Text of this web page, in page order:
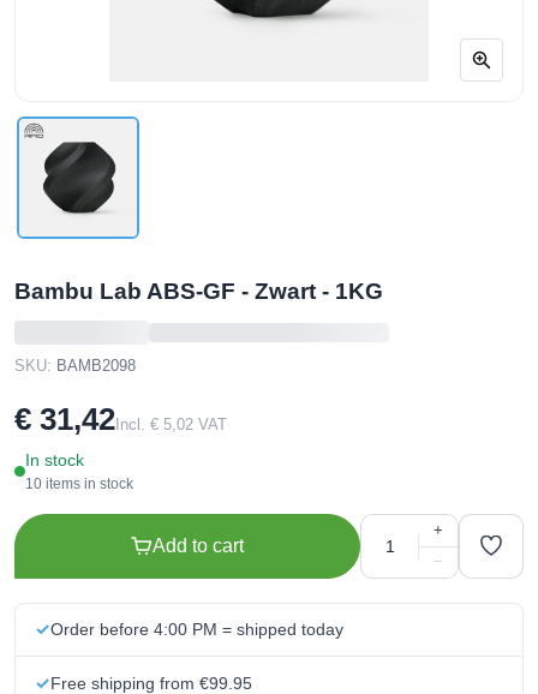
Bambu Lab ABS-GF - Zwart - 1KG
SKU: BAMB2098
€ 31,42 Incl. € 5,02 VAT
In stock
10 items in stock
Add to cart
+
−
Order before 4:00 PM = shipped today
Free shipping from €99.95